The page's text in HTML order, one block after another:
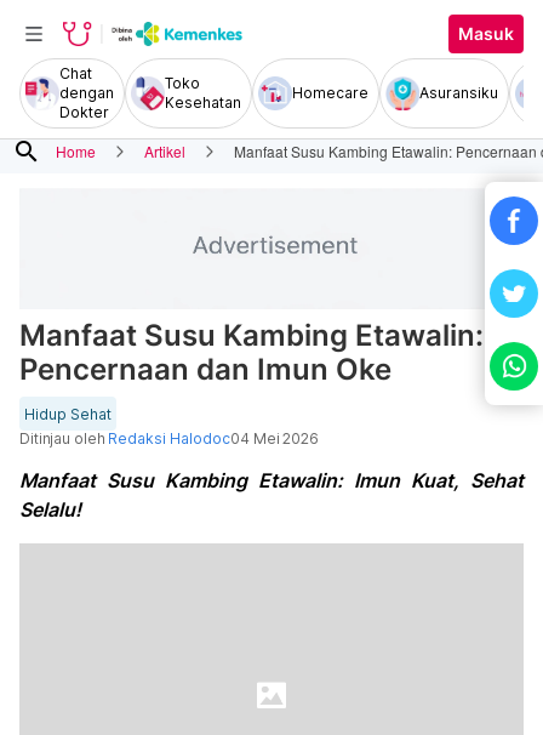
Masuk
Chat
dengan
Dokter
Toko
Kesehatan
Homecare Asuransiku
search Home Artikel Manfaat Susu Kambing Etawalin: Pencernaan
Manfaat Susu Kambing Etawalin:
Pencernaan dan Imun Oke
Hidup Sehat
Ditinjau oleh Redaksi Halodoc04 Mei 2026
Manfaat Susu Kambing Etawalin: Imun Kuat, Sehat
Selalu!